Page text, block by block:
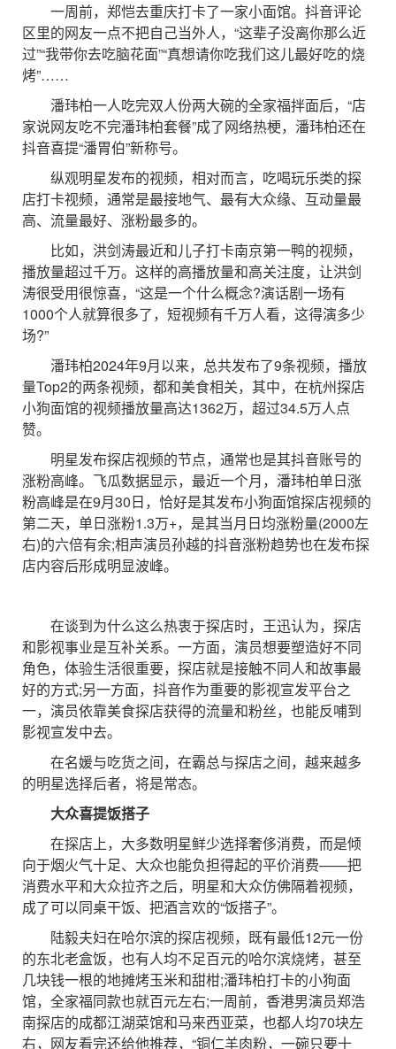
一周前，郑恺去重庆打卡了一家小面馆。抖音评论
区里的网友一点不把自己当外人，“这辈子没离你那么近
过”“我带你去吃脑花面”“真想请你吃我们这儿最好吃的烧
烤”……
潘玮柏一人吃完双人份两大碗的全家福拌面后，“店
家说网友吃不完潘玮柏套餐”成了网络热梗，潘玮柏还在
抖音喜提“潘胃伯”新称号。
纵观明星发布的视频，相对而言，吃喝玩乐类的探
店打卡视频，通常是最接地气、最有大众缘、互动量最
高、流量最好、涨粉最多的。
比如，洪剑涛最近和儿子打卡南京第一鸭的视频，
播放量超过千万。这样的高播放量和高关注度，让洪剑
涛很受用很惊喜，“这是一个什么概念?演话剧一场有
1000个人就算很多了，短视频有千万人看，这得演多少
场?”
潘玮柏2024年9月以来，总共发布了9条视频，播放
量Top2的两条视频，都和美食相关，其中，在杭州探店
小狗面馆的视频播放量高达1362万，超过34.5万人点
赞。
明星发布探店视频的节点，通常也是其抖音账号的
涨粉高峰。飞瓜数据显示，最近一个月，潘玮柏单日涨
粉高峰是在9月30日，恰好是其发布小狗面馆探店视频的
第二天，单日涨粉1.3万+，是其当月日均涨粉量(2000左
右)的六倍有余;相声演员孙越的抖音涨粉趋势也在发布探
店内容后形成明显波峰。
在谈到为什么这么热衷于探店时，王迅认为，探店
和影视事业是互补关系。一方面，演员想要塑造好不同
角色，体验生活很重要，探店就是接触不同人和故事最
好的方式;另一方面，抖音作为重要的影视宣发平台之
一，演员依靠美食探店获得的流量和粉丝，也能反哺到
影视宣发中去。
在名媛与吃货之间，在霸总与探店之间，越来越多
的明星选择后者，将是常态。
大众喜提饭搭子
在探店上，大多数明星鲜少选择奢侈消费，而是倾
向于烟火气十足、大众也能负担得起的平价消费——把
消费水平和大众拉齐之后，明星和大众仿佛隔着视频，
成了可以同桌干饭、把酒言欢的“饭搭子”。
陆毅夫妇在哈尔滨的探店视频，既有最低12元一份
的东北老盒饭，也有人均不足百元的哈尔滨烧烤，甚至
几块钱一根的地摊烤玉米和甜柑;潘玮柏打卡的小狗面
馆，全家福同款也就百元左右;一周前，香港男演员郑浩
南探店的成都江湖菜馆和马来西亚菜，也都人均70块左
右，网友看完还给他推荐，“铜仁羊肉粉，一碗只要十